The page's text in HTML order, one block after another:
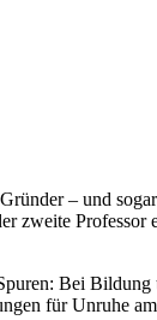
– und
Professor
Bei
für Unruhe